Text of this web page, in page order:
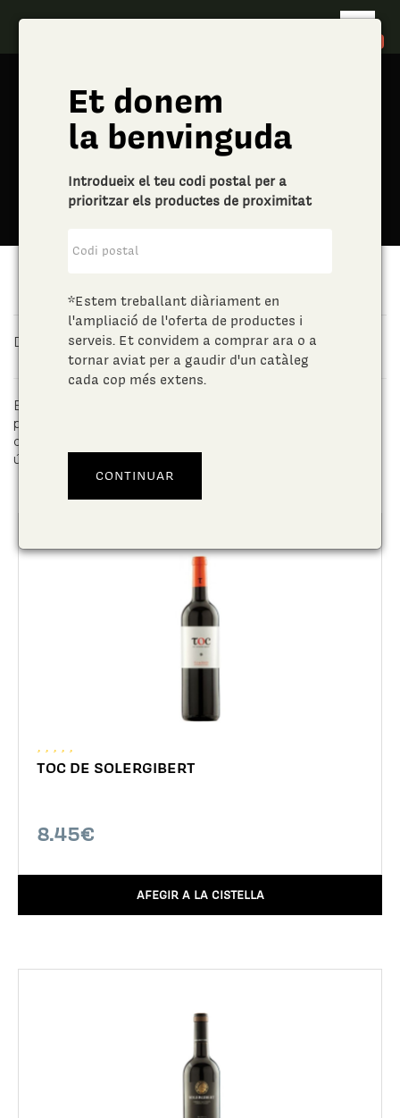
shopping_cart
Et donem
la benvinguda
Introdueix el teu codi postal per a
prioritzar els productes de proximitat
*Estem treballant diàriament en
l'ampliació de l'oferta de productes i
serveis. Et convidem a comprar ara o a
tornar aviat per a gaudir d'un catàleg
cada cop més extens.
Vins del Bages
Descobreix el Pla de Bages
Empresa especialitzada en els vins del Pla de Bages,
posem al teu abast totes les referències d'aquesta DO, una
de les més petites de Catalunya però amb una história
única que la fa difernet. Fem un Pla de Bages?
TOC DE SOLERGIBERT
8.45€
AFEGIR A LA CISTELLA